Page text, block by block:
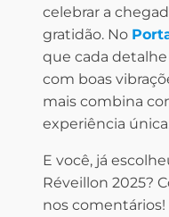
celebrar a
gratidão. No
que cada
com boas
mais combina
experiência
E você, já
Réveillon 2025?
nos comentários!